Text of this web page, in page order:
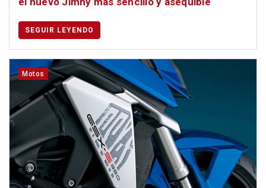
SEGUIR LEYENDO
Motos